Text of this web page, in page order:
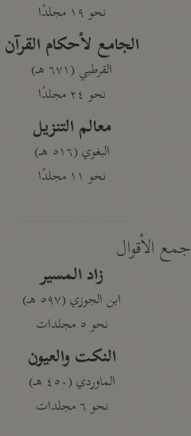
نحو ١٩ مجلدًا
الجامع لأحكام القرآن
القرطبي (٦٧١ هـ)
نحو ٢٤ مجلدًا
معالم التنزيل
البغوي (٥١٦ هـ)
نحو ١١ مجلدًا
جمع الأقوال
زاد المسير
ابن الجوزي (٥٩٧ هـ)
نحو ٥ مجلدات
النكت والعيون
الماوردي (٤٥٠ هـ)
نحو ٦ مجلدات